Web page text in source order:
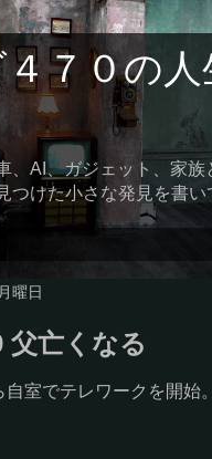
７０の人
、AI、ガジェット、家族
つけた小さな発見を書い
曜日
父亡くなる
室でテレワークを開始。